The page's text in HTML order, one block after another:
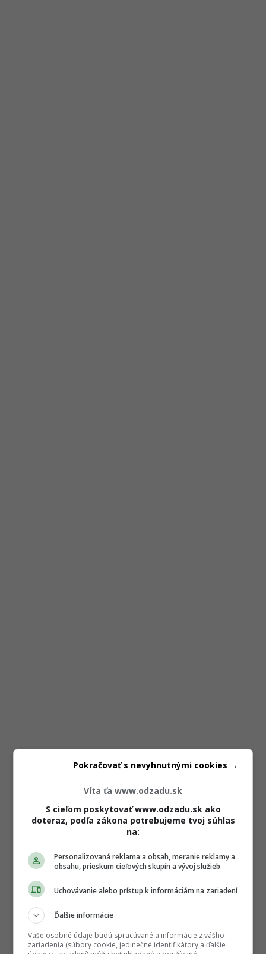
Víta ťa www.odzadu.sk
S cieľom poskytovať www.odzadu.sk ako
doteraz, podľa zákona potrebujeme tvoj súhlas
na:
Personalizovaná reklama a obsah, meranie reklamy a
obsahu, prieskum cieľových skupín a vývoj služieb
Uchovávanie alebo prístup k informáciám na zariadení
Ďalšie informácie
Vaše osobné údaje budú spracúvané a informácie z vášho
zariadenia (súbory cookie, jedinečné identifikátory a ďalšie
Pokračovať s nevyhnutnými cookies →